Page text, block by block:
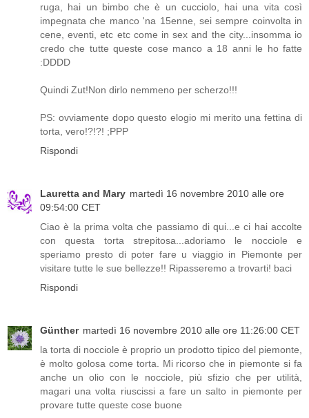
ruga, hai un bimbo che è un cucciolo, hai una vita così
impegnata che manco 'na 15enne, sei sempre coinvolta in
cene, eventi, etc etc come in sex and the city...insomma io
credo che tutte queste cose manco a 18 anni le ho fatte
:DDDD
Quindi Zut!Non dirlo nemmeno per scherzo!!!
PS: ovviamente dopo questo elogio mi merito una fettina di
torta, vero!?!?! ;PPP
Rispondi
Lauretta and Mary martedì 16 novembre 2010 alle ore
09:54:00 CET
Ciao è la prima volta che passiamo di qui...e ci hai accolte
con questa torta strepitosa...adoriamo le nocciole e
speriamo presto di poter fare u viaggio in Piemonte per
visitare tutte le sue bellezze!! Ripasseremo a trovarti! baci
Rispondi
Günther martedì 16 novembre 2010 alle ore 11:26:00 CET
la torta di nocciole è proprio un prodotto tipico del piemonte,
è molto golosa come torta. Mi ricorso che in piemonte si fa
anche un olio con le nocciole, più sfizio che per utilità,
magari una volta riuscissi a fare un salto in piemonte per
provare tutte queste cose buone